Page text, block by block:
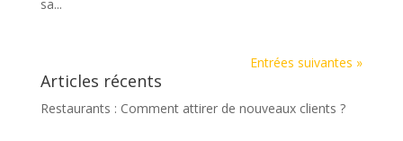
sa...
Entrées suivantes »
Articles récents
Restaurants : Comment attirer de nouveaux clients ?